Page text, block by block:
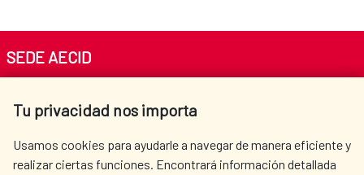
Tu privacidad nos importa
Usamos cookies para ayudarle a navegar de manera eficiente y
realizar ciertas funciones. Encontrará información detallada
SEDE AECID
Tel. +34 900 20 30 54​​​​​​​